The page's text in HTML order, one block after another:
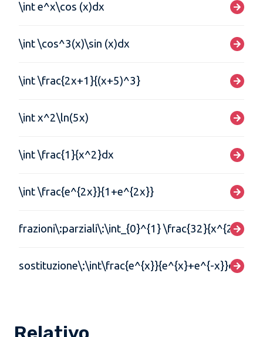
\int e^x\cos (x)dx
\int \cos^3(x)\sin (x)dx
\int \frac{2x+1}{(x+5)^3}
\int x^2\ln(5x)
\int \frac{1}{x^2}dx
\int \frac{e^{2x}}{1+e^{2x}}
frazioni\:parziali\:\int_{0}^{1} \frac{32}{x^{2}-
sostituzione\:\int\frac{e^{x}}{e^{x}+e^{-